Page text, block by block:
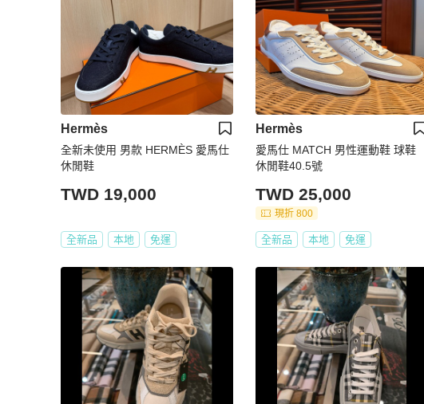
Hermès
全新未使用 男款 HERMÈS 愛馬仕
休閒鞋
TWD 19,000
全新品 本地 免運
Hermès
愛馬仕 MATCH 男性運動鞋 球鞋
休閒鞋40.5號
TWD 25,000
現折 800
全新品 本地 免運